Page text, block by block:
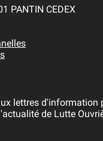
PANTIN CEDEX
lettres d'information
de Lutte